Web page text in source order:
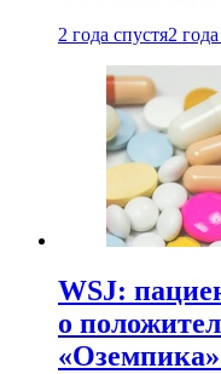
2 года спустя2
WSJ:
о